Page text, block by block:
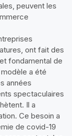
peuvent les
ont fait des
fondamental de
a été
années
spectaculaires
Il a
Ce besoin a
de covid-19